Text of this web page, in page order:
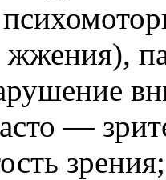
—